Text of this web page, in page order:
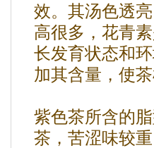
效。其汤色透
高很多，花青
长发育状态和
加其含量，使
紫色茶所含的
茶，苦涩味较